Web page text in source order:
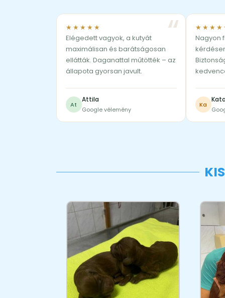
★★★★★
Elégedett vagyok, a kutyát
maximálisan és barátságosan
ellátták. Daganattal műtötték – az
állapota gyorsan javult.
At
Attila
Google vélemény
Nagyon
Ka